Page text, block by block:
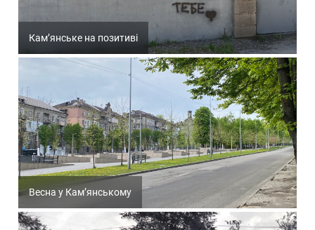
Кам’янське на позитиві
Весна у Кам’янському